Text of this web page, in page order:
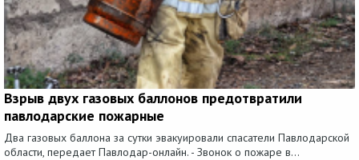
Взрыв двух газовых баллонов предотвратили
павлодарские пожарные
Два газовых баллона за сутки эвакуировали спасатели Павлодарской
области, передает Павлодар-онлайн. - Звонок о пожаре в...